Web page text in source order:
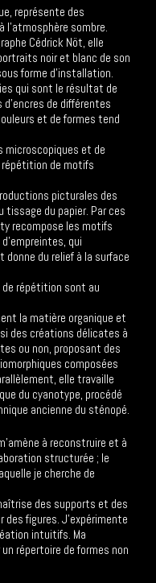
représente des
l’atmosphère sombre.
Cédrick Nöt, elle
noir et blanc de son
forme d’installation.
qui sont le résultat de
de différentes
et de formes tend
microscopiques et de
répétition de motifs
picturales des
tissage du papier. Par ces
recompose les motifs
qui
donne du relief à la surface
de répétition sont au
la matière organique et
des créations délicates à
ou non, proposant des
composées
elle travaille
du cyanotype, procédé
ancienne du sténopé.
à reconstruire et à
structurée ; le
je cherche de
des supports et des
figures. J’expérimente
intuitifs. Ma
répertoire de formes non